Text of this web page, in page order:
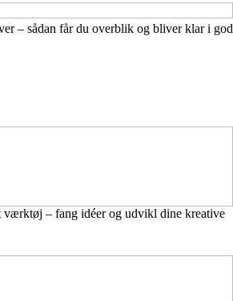
– sådan får du overblik og bliver klar i god
værktøj – fang idéer og udvikl dine kreative